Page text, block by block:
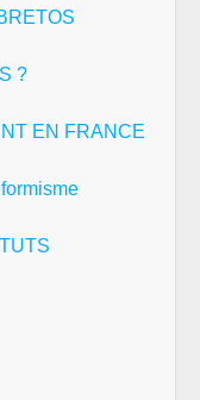
?
EN FRANCE